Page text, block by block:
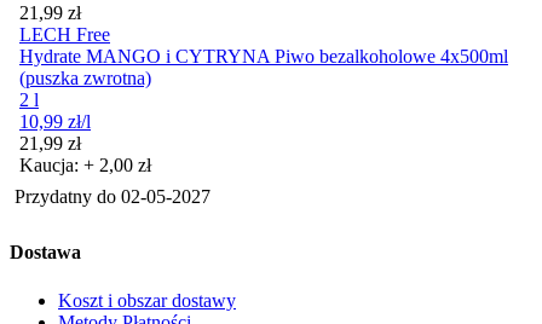
Cena
21,99 zł
LECH Free
Hydrate MANGO i CYTRYNA Piwo bezalkoholowe 4x500ml
(puszka zwrotna)
2 l
10,99 zł/l
Cena
21,99 zł
Kaucja: + 2,00 zł
Przydatny do 02-05-2027
Dostawa
Koszt i obszar dostawy